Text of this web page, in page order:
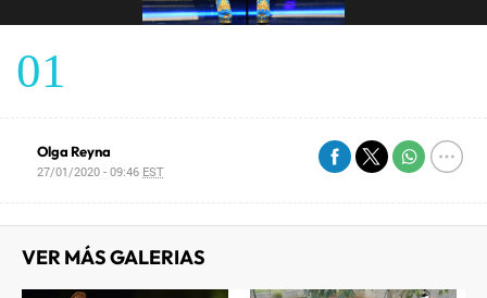
01
Olga Reyna
27/01/2020 - 09:46 EST
VER MÁS GALERIAS